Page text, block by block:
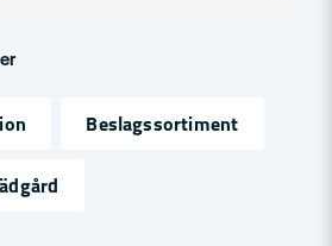
produkten...
Beslagssortiment